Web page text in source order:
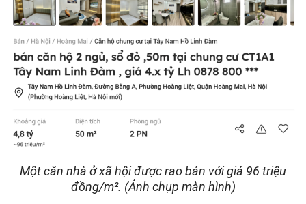
Một căn nhà ở xã hội được rao bán với giá 96 triệu
đồng/m². (Ảnh chụp màn hình)